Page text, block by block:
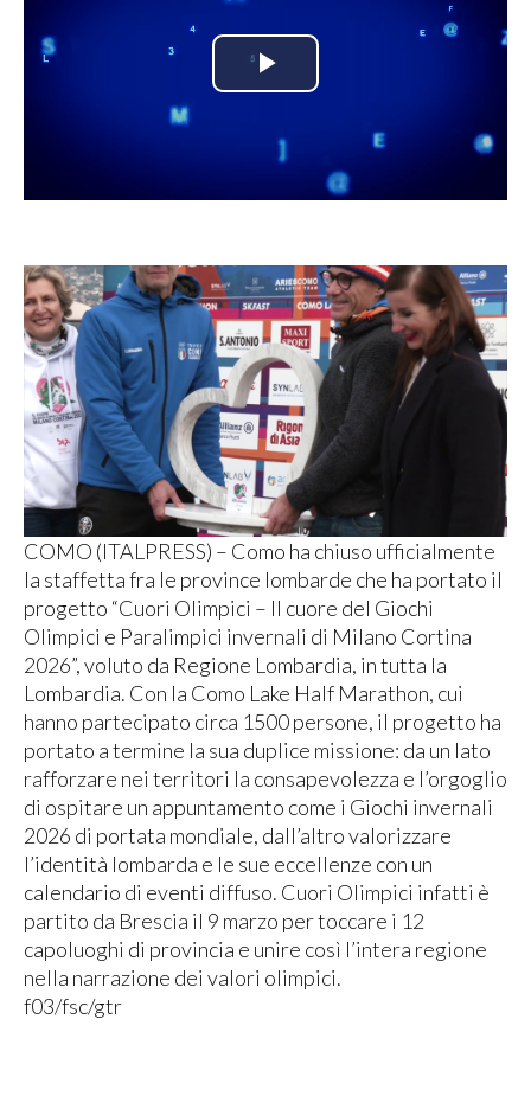
Play
Video
COMO (ITALPRESS) – Como ha chiuso ufficialmente
la staffetta fra le province lombarde che ha portato il
progetto “Cuori Olimpici – Il cuore del Giochi
Olimpici e Paralimpici invernali di Milano Cortina
2026”, voluto da Regione Lombardia, in tutta la
Lombardia. Con la Como Lake Half Marathon, cui
hanno partecipato circa 1500 persone, il progetto ha
portato a termine la sua duplice missione: da un lato
rafforzare nei territori la consapevolezza e l’orgoglio
di ospitare un appuntamento come i Giochi invernali
2026 di portata mondiale, dall’altro valorizzare
l’identità lombarda e le sue eccellenze con un
calendario di eventi diffuso. Cuori Olimpici infatti è
partito da Brescia il 9 marzo per toccare i 12
capoluoghi di provincia e unire così l’intera regione
nella narrazione dei valori olimpici.
f03/fsc/gtr